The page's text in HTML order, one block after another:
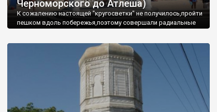
Черноморского до Атлеша)
К сожалению настоящей "кругосветки" не получилось,пройти
пешком вдоль побережья,поэтому совершали радиальные